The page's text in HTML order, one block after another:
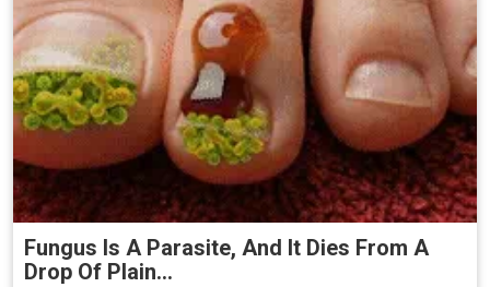
Fungus Is A Parasite, And It Dies From A
Drop Of Plain...